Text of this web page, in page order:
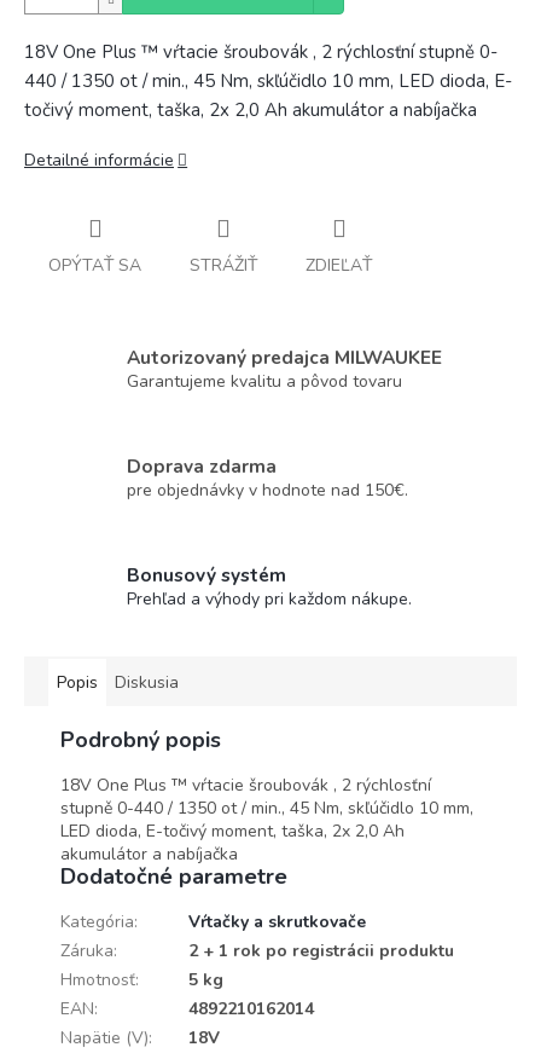
18V One Plus ™ vŕtacie šroubovák , 2 rýchlosťní stupně 0-
440 / 1350 ot / min., 45 Nm, skľúčidlo 10 mm, LED dioda, E-
točivý moment, taška, 2x 2,0 Ah akumulátor a nabíjačka
Detailné informácie
OPÝTAŤ SA STRÁŽIŤ ZDIEĽAŤ
Autorizovaný predajca MILWAUKEE
Garantujeme kvalitu a pôvod tovaru
Doprava zdarma
pre objednávky v hodnote nad 150€.
Bonusový systém
Prehľad a výhody pri každom nákupe.
Popis Diskusia
Podrobný popis
18V One Plus ™ vŕtacie šroubovák , 2 rýchlosťní
stupně 0-440 / 1350 ot / min., 45 Nm, skľúčidlo 10 mm,
LED dioda, E-točivý moment, taška, 2x 2,0 Ah
akumulátor a nabíjačka
Dodatočné parametre
Kategória:
Vŕtačky a skrutkovače
Záruka:
2 + 1 rok po registrácii produktu
Hmotnosť:
5 kg
EAN:
4892210162014
Napätie (V):
18V